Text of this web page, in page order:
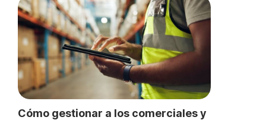
Cómo gestionar a los comerciales y